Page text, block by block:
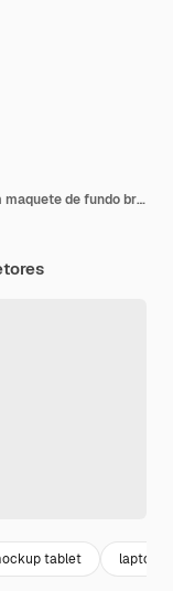
Tablet cor preta com tela multicolor em maquete de fundo branco realista e detalhado
tablet laptop